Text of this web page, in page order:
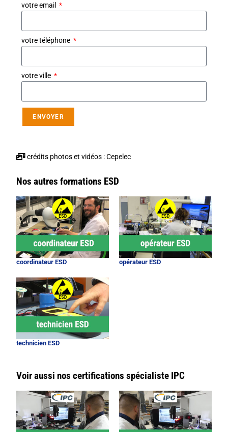
votre email
votre téléphone
votre ville
ENVOYER
crédits photos et vidéos : Cepelec
Nos autres formations ESD
coordinateur ESD opérateur ESD
technicien ESD
Voir aussi nos certifications spécialiste IPC